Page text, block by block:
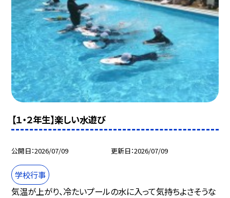
【１・２年生】楽しい水遊び
公開日 2026/07/09 更新日 2026/07/09
学校行事
気温が上がり、冷たいプールの水に入って気持ちよさそうな